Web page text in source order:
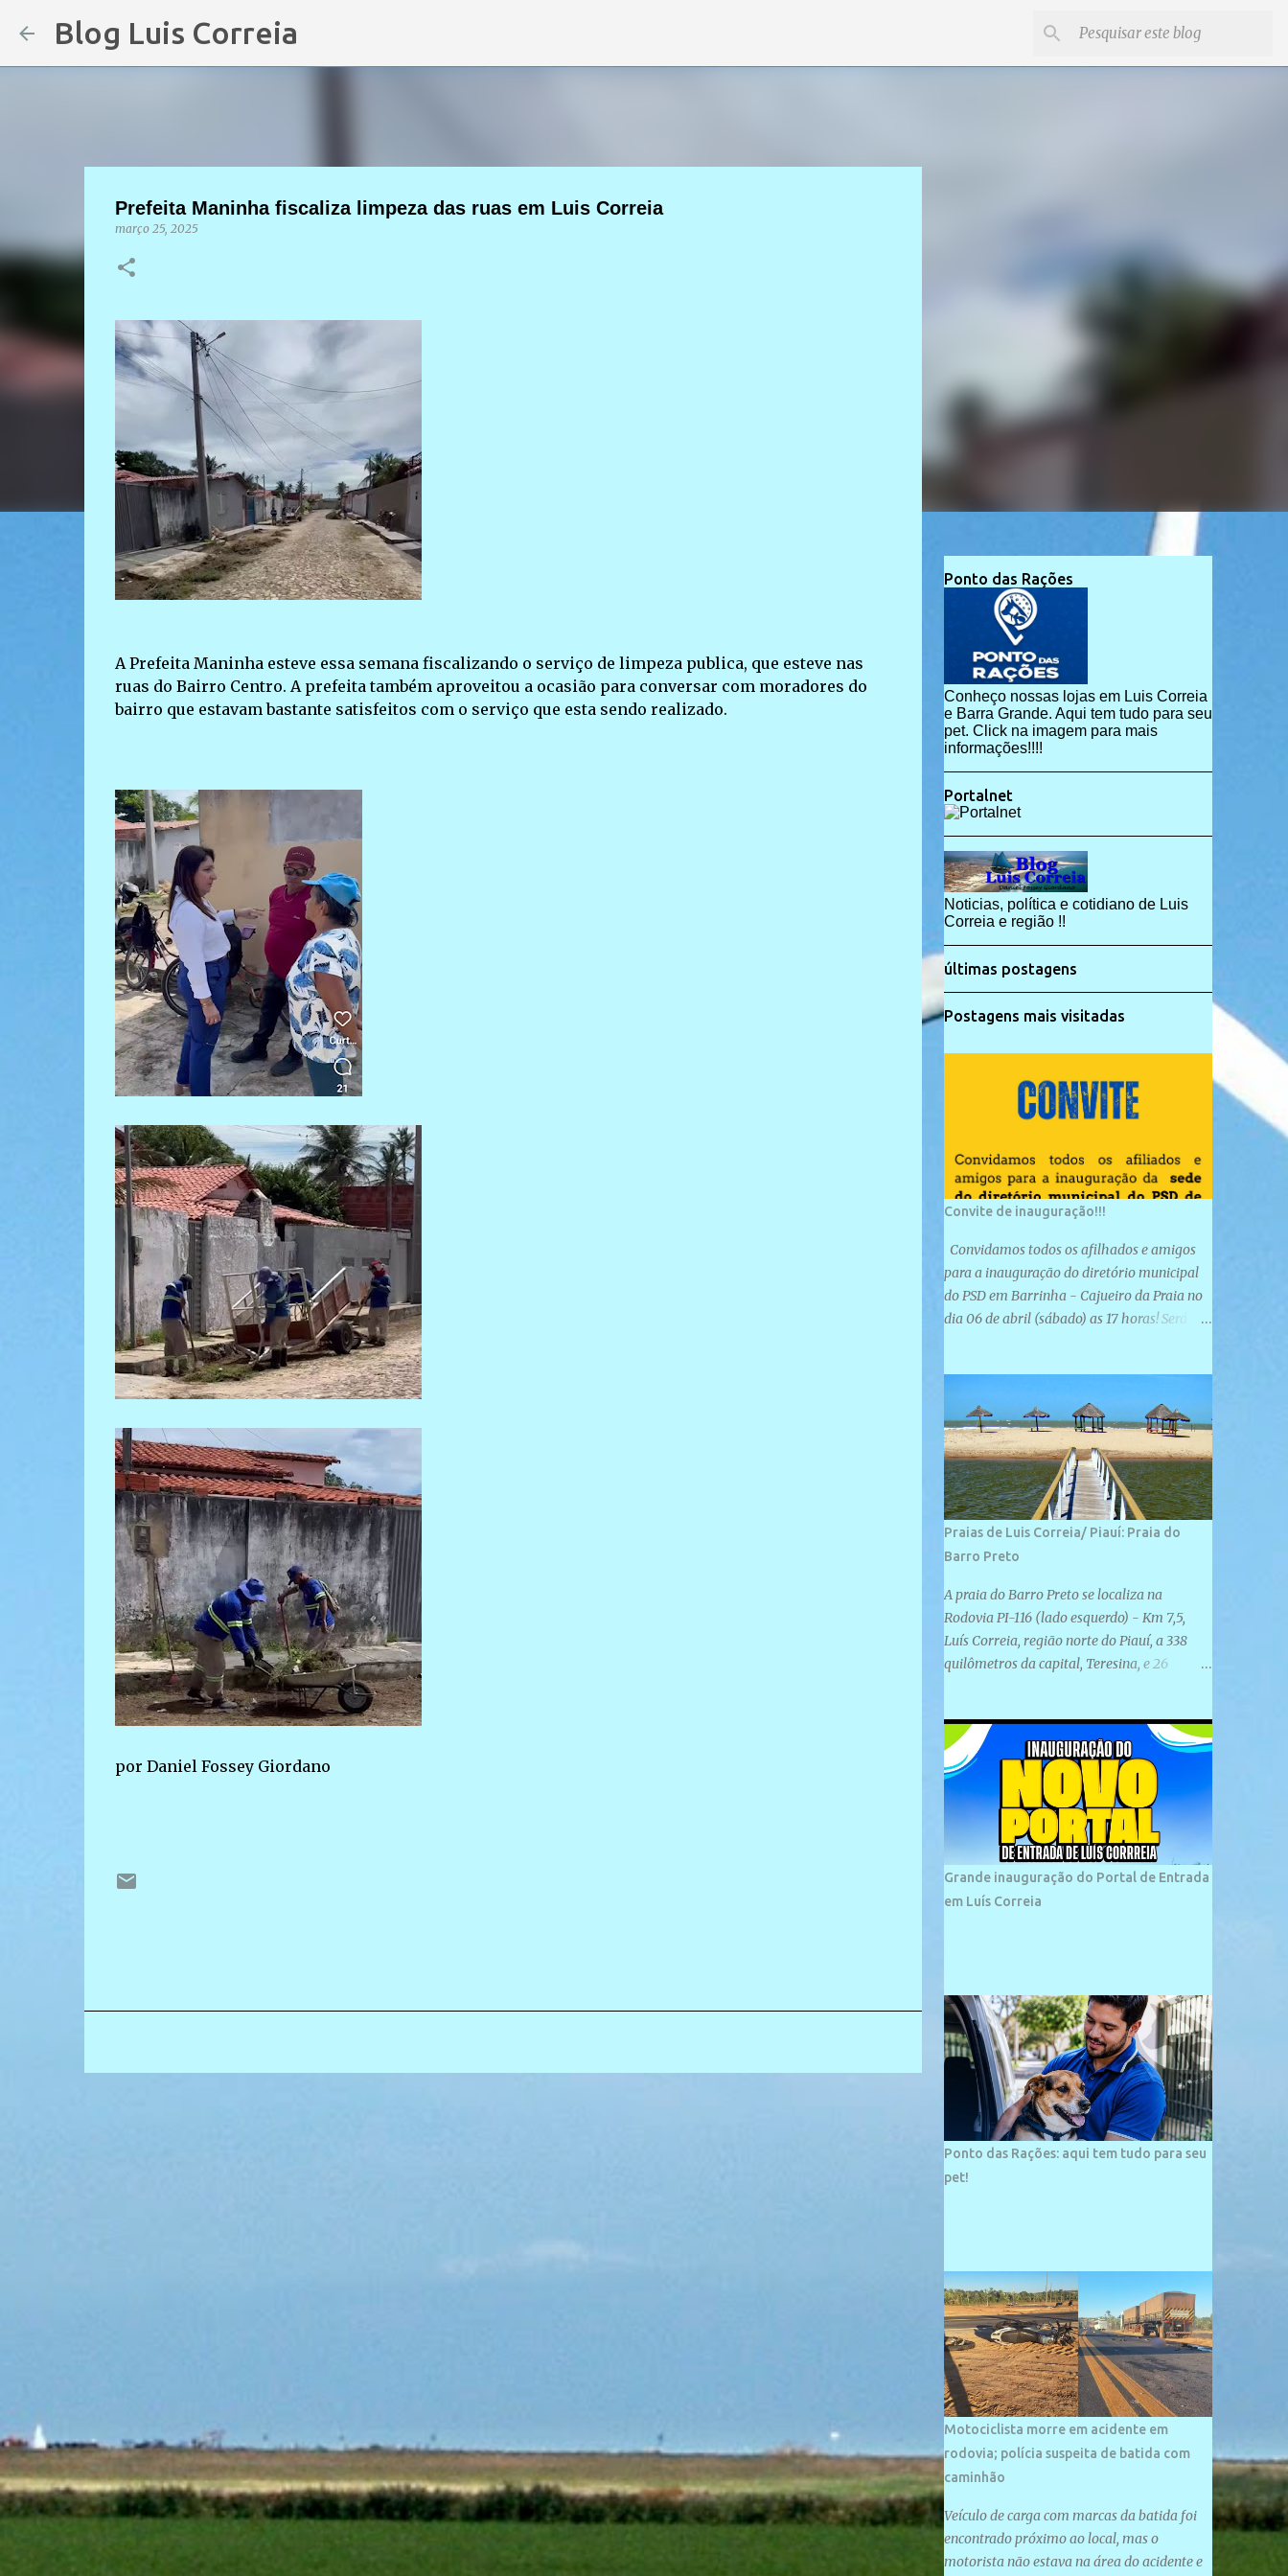
Blog Luis Correia
Prefeita Maninha fiscaliza limpeza das ruas em Luis Correia
março 25, 2025
A Prefeita Maninha esteve essa semana fiscalizando o serviço de limpeza publica, que esteve nas
ruas do Bairro Centro. A prefeita também aproveitou a ocasião para conversar com moradores do
bairro que estavam bastante satisfeitos com o serviço que esta sendo realizado.
por Daniel Fossey Giordano
Ponto das Rações
Conheço nossas lojas em Luis Correia
e Barra Grande. Aqui tem tudo para seu
pet. Click na imagem para mais
informações!!!!
Portalnet
Noticias, política e cotidiano de Luis
Correia e região !!
últimas postagens
Postagens mais visitadas
Convite de inauguração!!!
Convidamos todos os afilhados e amigos
para a inauguração do diretório municipal
do PSD em Barrinha - Cajueiro da Praia no
dia 06 de abril (sábado) as 17 horas! Será
localizada na Rua São José, 98 Barrinha -
Cajueiro da Praia.
Praias de Luis Correia/ Piauí: Praia do
Barro Preto
A praia do Barro Preto se localiza na
Rodovia PI-116 (lado esquerdo) - Km 7,5,
Luís Correia, região norte do Piauí, a 338
quilômetros da capital, Teresina, e 26
plana e retilínea na maior parte de sua
extensão, chegando a mais ou menos a 1,5
km de paisagens exuberantes. Possui ondas
suaves devido ao extensivo molhe de pedras
que não chegam a 2 metros de altura, não
apresentando dunas em seu espaço
geográfico. Não se sabe ao certo porque a
praia leva esse nome, e muitas das suas
vizinhos. O bairro onde se localiza a praia é
palco de amplos investimentos e projetos
grandiosos como hotéis, pousadas e
residências de veraneio de grande porte. O
maior empreendimento fixado nessa área é
o SESC Praia, inaugurado em 12 de julho de
1996. Com arquitetura moderna,...
Grande inauguração do Portal de Entrada
em Luís Correia
Ponto das Rações: aqui tem tudo para seu
pet!
Motociclista morre em acidente em
rodovia; polícia suspeita de batida com
caminhão
Veículo de carga com marcas da batida foi
encontrado próximo ao local, mas o
motorista não estava na área do acidente e